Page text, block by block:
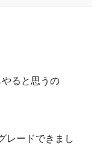
ると思うの
レードできまし